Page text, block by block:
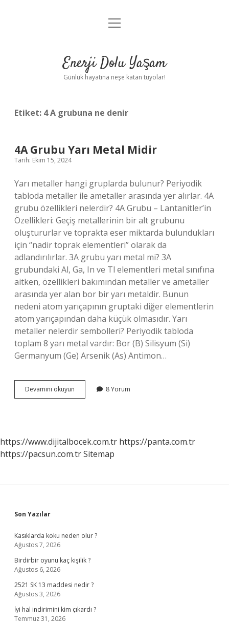
Anasayfa
Yasal Uyarı
menüyü
Enerji Dolu Yaşam
Günlük hayatına neşe katan tüyolar!
Etiket: 4 A grubuna ne denir
4A Grubu Yarı Metal Midir
Tarih: Ekim 15, 2024
Yarı metaller hangi gruplarda bulunur? Periyodik
tabloda metaller ile ametaller arasında yer alırlar. 4A
grubu özellikleri nelerdir? 4A Grubu – Lantanitler’in
Özellikleri: Geçiş metallerinin bir alt grubunu
oluştururlar ve toprakta eser miktarda bulundukları
için “nadir toprak elementleri” olarak da
adlandırılırlar. 3A grubu yarı metal mi? 3A
grubundaki Al, Ga, In ve Tl elementleri metal sınıfına
aitken, özellikleri bakımından metaller ve ametaller
arasında yer alan bor bir yarı metaldir. Bunun
nedeni atom yarıçapının gruptaki diğer elementlerin
atom yarıçapından daha küçük olmasıdır. Yarı
metaller nelerdir sembolleri? Periyodik tabloda
toplam 8 yarı metal vardır: Bor (B) Silisyum (Si)
Germanyum (Ge) Arsenik (As) Antimon…
Devamını okuyun
Grubu
8 Yorum
https://www.dijitalbocek.com.tr https://panta.com.tr
https://pacsun.com.trSitemap
Sidebar
Son Yazılar
Kasıklarda koku neden olur ?
Ağustos 7, 2026
Birdirbir oyunu kaç kişilik ?
Ağustos 6, 2026
2521 SK 13 maddesi nedir ?
Ağustos 3, 2026
İyi hal indirimini kim çıkardı ?
Temmuz 31, 2026